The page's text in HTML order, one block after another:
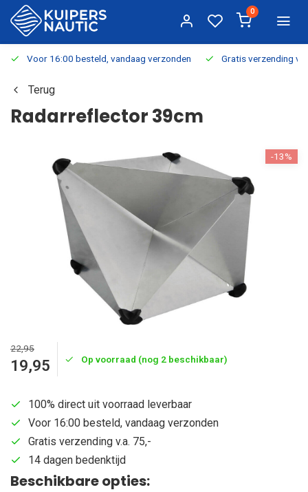
0
Voor 16:00 besteld, vandaag verzonden Gratis verzending
Terug
Radarreflector 39cm
-13%
22,95
19,95 Op voorraad (nog 2 beschikbaar)
100% direct uit voorraad leverbaar
Voor 16:00 besteld, vandaag verzonden
Gratis verzending v.a. 75,-
14 dagen bedenktijd
Beschikbare opties: